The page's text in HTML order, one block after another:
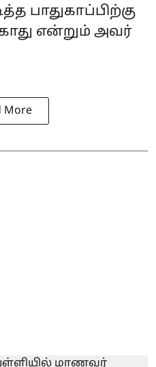
பாதுகாப்பிற்கு
என்றும் அவர்
More